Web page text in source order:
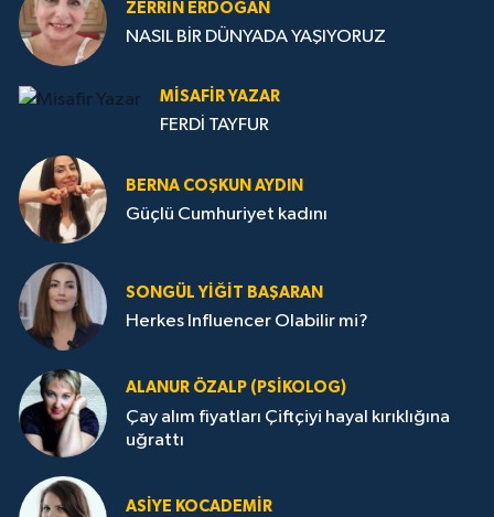
ZERRIN ERDOĞAN
NASIL BİR DÜNYADA YAŞIYORUZ
MISAFIR YAZAR
FERDİ TAYFUR
BERNA COŞKUN AYDIN
Güçlü Cumhuriyet kadını
SONGÜL YIĞIT BAŞARAN
Herkes Influencer Olabilir mi?
ALANUR ÖZALP (PSIKOLOG)
Çay alım fiyatları Çiftçiyi hayal kırıklığına
uğrattı
ASIYE KOCADEMİR